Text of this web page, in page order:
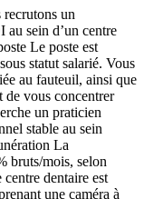
un
sein d’un centre
Le poste est
statut salarié. Vous
au fauteuil, ainsi que
de vous concentrer
un praticien
stable au sein
La
bruts/mois, selon
dentaire est
une caméra à